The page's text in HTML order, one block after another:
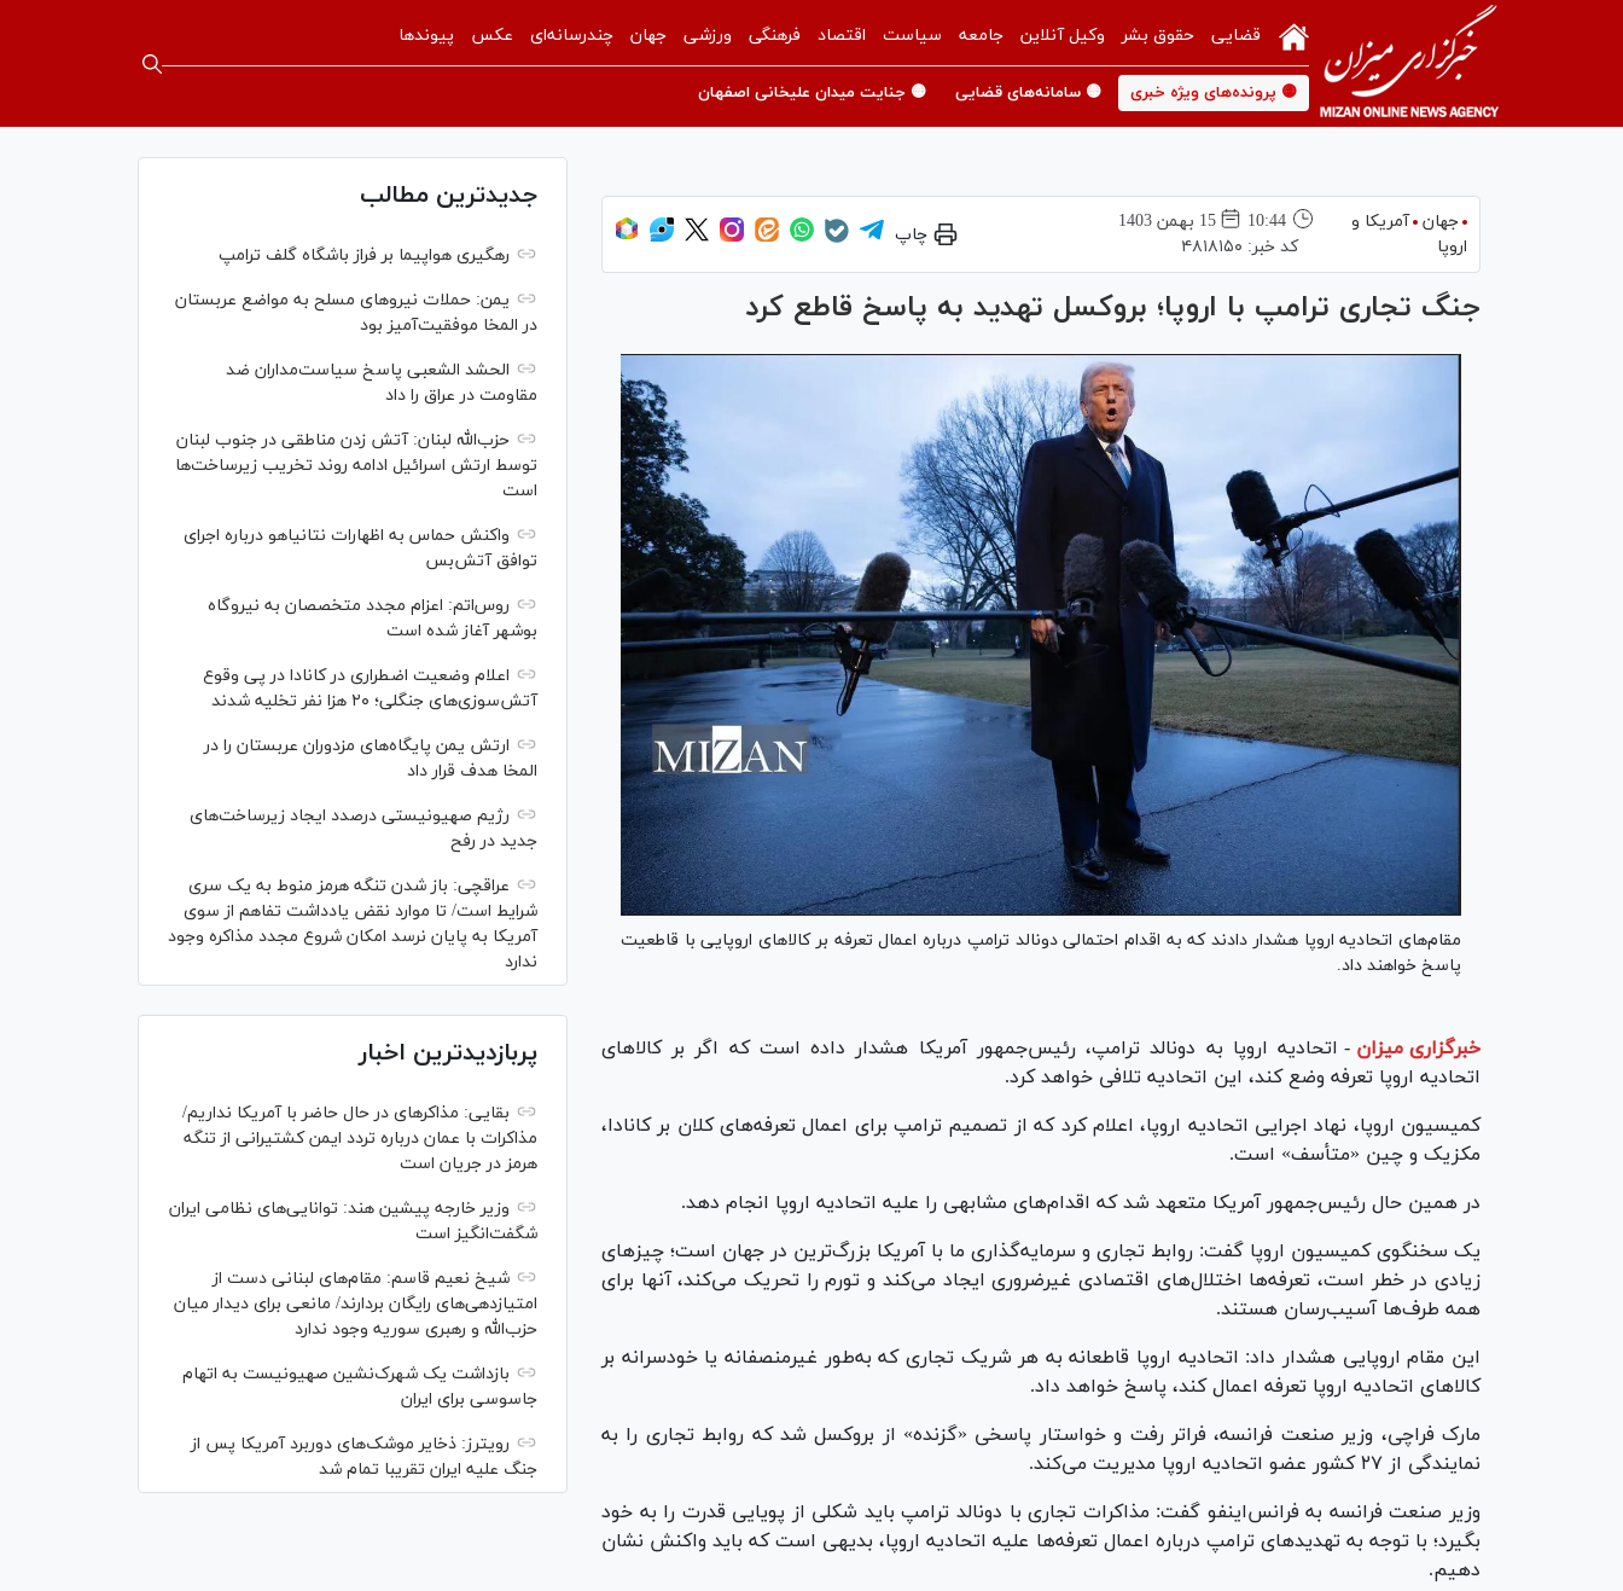
قضایی حقوق بشر وکیل آنلاین جامعه سیاست اقتصاد فرهنگی ورزشی جهان چندرسانه‌ای عکس پیوندها
🟡 پرونده‌های ویژه خبری 🟡 سامانه‌های قضایی 🟡 جنایت میدان علیخانی اصفهان
جهان آمریکا و
اروپا
10:44
15 بهمن 1403
کد خبر: ۴۸۱۸۱۵۰
چاپ
جنگ تجاری ترامپ با اروپا؛ بروکسل تهدید به پاسخ قاطع کرد
مقام‌های اتحادیه اروپا هشدار دادند که به اقدام احتمالی دونالد ترامپ درباره اعمال تعرفه بر کالا‌های اروپایی با قاطعیت
پاسخ خواهند داد.
خبرگزاری میزان - اتحادیه اروپا به دونالد ترامپ، رئیس‌جمهور آمریکا هشدار داده است که اگر بر کالا‌های
اتحادیه اروپا تعرفه وضع کند، این اتحادیه تلافی خواهد کرد.
کمیسیون اروپا، نهاد اجرایی اتحادیه اروپا، اعلام کرد که از تصمیم ترامپ برای اعمال تعرفه‌های کلان بر کانادا،
مکزیک و چین «متأسف» است.
در همین حال رئیس‌جمهور آمریکا متعهد شد که اقدام‌های مشابهی را علیه اتحادیه اروپا انجام دهد.
یک سخنگوی کمیسیون اروپا گفت: روابط تجاری و سرمایه‌گذاری ما با آمریکا بزرگ‌ترین در جهان است؛ چیز‌های
زیادی در خطر است، تعرفه‌ها اختلال‌های اقتصادی غیرضروری ایجاد می‌کند و تورم را تحریک می‌کند، آنها برای
همه طرف‌ها آسیب‌رسان هستند.
این مقام اروپایی هشدار داد: اتحادیه اروپا قاطعانه به هر شریک تجاری که به‌طور غیرمنصفانه یا خودسرانه بر
کالا‌های اتحادیه اروپا تعرفه اعمال کند، پاسخ خواهد داد.
مارک فراچی، وزیر صنعت فرانسه، فراتر رفت و خواستار پاسخی «گزنده» از بروکسل شد که روابط تجاری را به
نمایندگی از ۲۷ کشور عضو اتحادیه اروپا مدیریت می‌کند.
وزیر صنعت فرانسه به فرانس‌اینفو گفت: مذاکرات تجاری با دونالد ترامپ باید شکلی از پویایی قدرت را به خود
بگیرد؛ با توجه به تهدید‌های ترامپ درباره اعمال تعرفه‌ها علیه اتحادیه اروپا، بدیهی است که باید واکنش نشان
دهیم.
جدیدترین مطالب
رهگیری هواپیما بر فراز باشگاه گلف ترامپ
یمن: حملات نیروهای مسلح به مواضع عربستان
در المخا موفقیت‌آمیز بود
الحشد الشعبی پاسخ سیاست‌مداران ضد
مقاومت در عراق را داد
حزب‌الله لبنان: آتش زدن مناطقی در جنوب لبنان
توسط ارتش اسرائیل ادامه روند تخریب زیرساخت‌ها
است
واکنش حماس به اظهارات نتانیاهو درباره اجرای
توافق آتش‌بس
روس‌اتم: اعزام مجدد متخصصان به نیروگاه
بوشهر آغاز شده است
اعلام وضعیت اضطراری در کانادا در پی وقوع
آتش‌سوزی‌های جنگلی؛ ۲۰ هزا نفر تخلیه شدند
ارتش یمن پایگاه‌های مزدوران عربستان را در
المخا هدف قرار داد
رژیم صهیونیستی درصدد ایجاد زیرساخت‌های
جدید در رفح
عراقچی: باز شدن تنگه هرمز منوط به یک سری
شرایط است/ تا موارد نقض یادداشت تفاهم از سوی
آمریکا به پایان نرسد امکان شروع مجدد مذاکره وجود
ندارد
پربازدیدترین اخبار
بقایی: مذاکره‎ای در حال حاضر با آمریکا نداریم/
مذاکرات با عمان درباره تردد ایمن کشتیرانی از تنگه
هرمز در جریان است
وزیر خارجه پیشین هند: توانایی‌های نظامی ایران
شگفت‌انگیز است
شیخ نعیم قاسم: مقام‌های لبنانی دست از
امتیازدهی‌های رایگان بردارند/ مانعی برای دیدار میان
حزب‌الله و رهبری سوریه وجود ندارد
بازداشت یک شهرک‌نشین صهیونیست به اتهام
جاسوسی برای ایران
رویترز: ذخایر موشک‌های دوربرد آمریکا پس از
جنگ علیه ایران تقریبا تمام شد